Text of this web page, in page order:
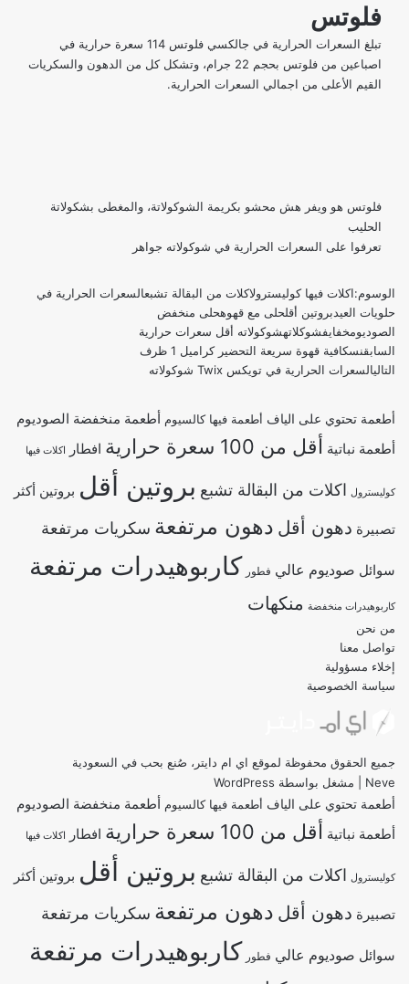
فلوتس
تبلغ السعرات الحرارية في جالكسي فلوتس 114 سعرة حرارية في
اصباعين من فلوتس بحجم 22 جرام، وتشكل كل من الدهون والسكريات
القيم الأعلى من اجمالي السعرات الحرارية.
فلوتس هو ويفر هش محشو بكريمة الشوكولاتة، والمغطى بشكولاتة
الحليب
تعرفوا على السعرات الحرارية في شوكولاته جواهر
الوسوم:اكلات فيها كوليسترولاكلات من البقالة تشبعالسعرات الحرارية في
حلويات العيدبروتين أقلحلى مع قهوهحلى منخفض
الصوديومخفايفشوكلاتهشوكولاته أقل سعرات حرارية
السابقنسكافية قهوة سريعة التحضير كراميل 1 ظرف
التاليالسعرات الحرارية في تويكس Twix شوكولاته
أطعمة تحتوي على الياف أطعمة فيها كالسيوم أطعمة منخفضة الصوديوم
أطعمة نباتية أقل من 100 سعرة حرارية افطار اكلات فيها
كوليسترول اكلات من البقالة تشبع بروتين أقل بروتين أكثر
تصبيرة دهون أقل دهون مرتفعة سكريات مرتفعة
سوائل صوديوم عالي فطور كاربوهيدرات مرتفعة
كاربوهيدرات منخفضة منكهات
من نحن
تواصل معنا
إخلاء مسؤولية
سياسة الخصوصية
جميع الحقوق محفوظة لموقع اي ام دايتر، صُنع بحب في السعودية
Neve | مشغل بواسطة WordPress
أطعمة تحتوي على الياف أطعمة فيها كالسيوم أطعمة منخفضة الصوديوم
أطعمة نباتية أقل من 100 سعرة حرارية افطار اكلات فيها
كوليسترول اكلات من البقالة تشبع بروتين أقل بروتين أكثر
تصبيرة دهون أقل دهون مرتفعة سكريات مرتفعة
سوائل صوديوم عالي فطور كاربوهيدرات مرتفعة